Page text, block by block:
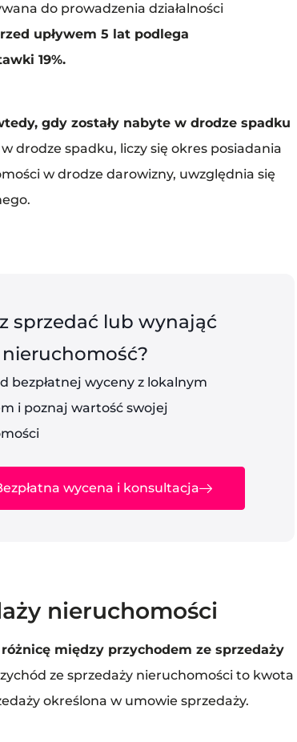
do prowadzenia działalności
upływem 5 lat podlega
19%.
gdy zostały nabyte w drodze spadku
drodze spadku, liczy się okres posiadania
w drodze darowizny, uwzględnia się
sprzedać lub wynająć
bezpłatnej wyceny z lokalnym
i poznaj wartość swojej
wycena i konsultacja
nieruchomości
między przychodem ze sprzedaży
ze sprzedaży nieruchomości to kwota
określona w umowie sprzedaży.